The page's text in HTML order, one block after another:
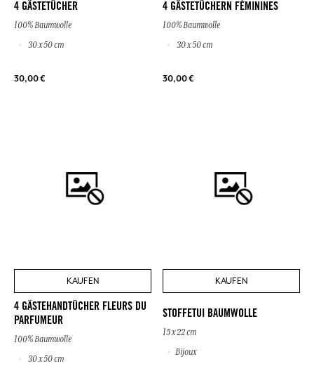
4 GÄSTETÜCHER
100% Baumwolle
30 x 50 cm
30,00 €
4 GÄSTETÜCHERN FÉMININES
100% Baumwolle
30 x 50 cm
30,00 €
KAUFEN
4 GÄSTEHANDTÜCHER FLEURS DU
PARFUMEUR
100% Baumwolle
30 x 50 cm
KAUFEN
STOFFETUI BAUMWOLLE
15 x 22 cm
Bijoux